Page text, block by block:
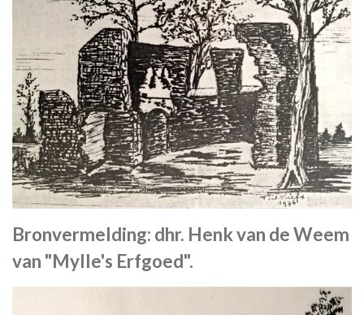
Bronvermelding: dhr. Henk van de Weem
van "Mylle's Erfgoed".